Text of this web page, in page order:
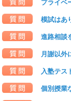
プライベ
模試はあ
進路相談
月謝以外
入塾テス
個別授業